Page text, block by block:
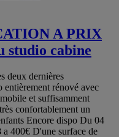
A PRIX
studio cabine
deux dernières
rénové avec
et suffisamment
confortablement un
Encore dispo Du 04
400€ D'une surface de